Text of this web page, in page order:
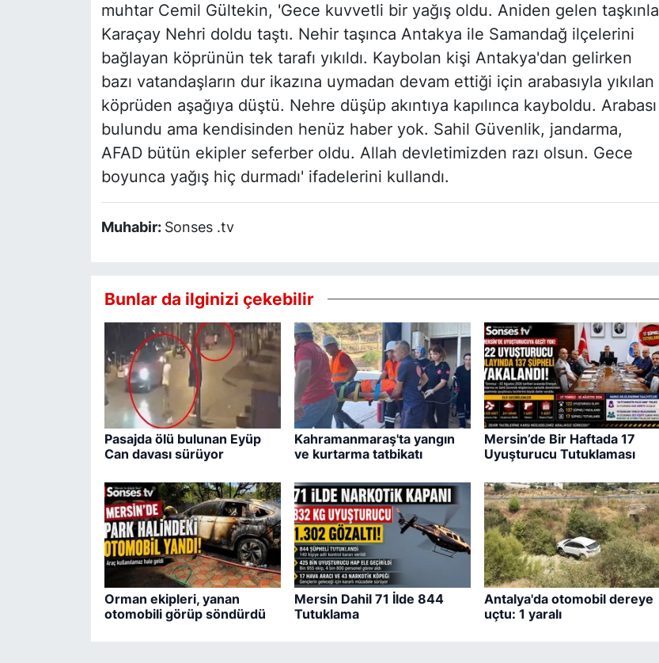
muhtar Cemil Gültekin, 'Gece kuvvetli bir yağış oldu. Aniden gelen taşkınla
Karaçay Nehri doldu taştı. Nehir taşınca Antakya ile Samandağ ilçelerini
bağlayan köprünün tek tarafı yıkıldı. Kaybolan kişi Antakya'dan gelirken
bazı vatandaşların dur ikazına uymadan devam ettiği için arabasıyla yıkılan
köprüden aşağıya düştü. Nehre düşüp akıntıya kapılınca kayboldu. Arabası
bulundu ama kendisinden henüz haber yok. Sahil Güvenlik, jandarma,
AFAD bütün ekipler seferber oldu. Allah devletimizden razı olsun. Gece
boyunca yağış hiç durmadı' ifadelerini kullandı.
Muhabir: Sonses .tv
Bunlar da ilginizi çekebilir
Pasajda ölü bulunan Eyüp
Can davası sürüyor
Kahramanmaraş'ta yangın
ve kurtarma tatbikatı
Mersin’de Bir Haftada 17
Uyuşturucu Tutuklaması
Orman ekipleri, yanan
otomobili görüp söndürdü
Mersin Dahil 71 İlde 844
Tutuklama
Antalya'da otomobil dereye
uçtu: 1 yaralı